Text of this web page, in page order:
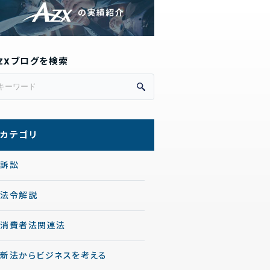
ブログを検索
カテゴリ
訴訟
法令解説
消費者法関連法
新法からビジネスを考える